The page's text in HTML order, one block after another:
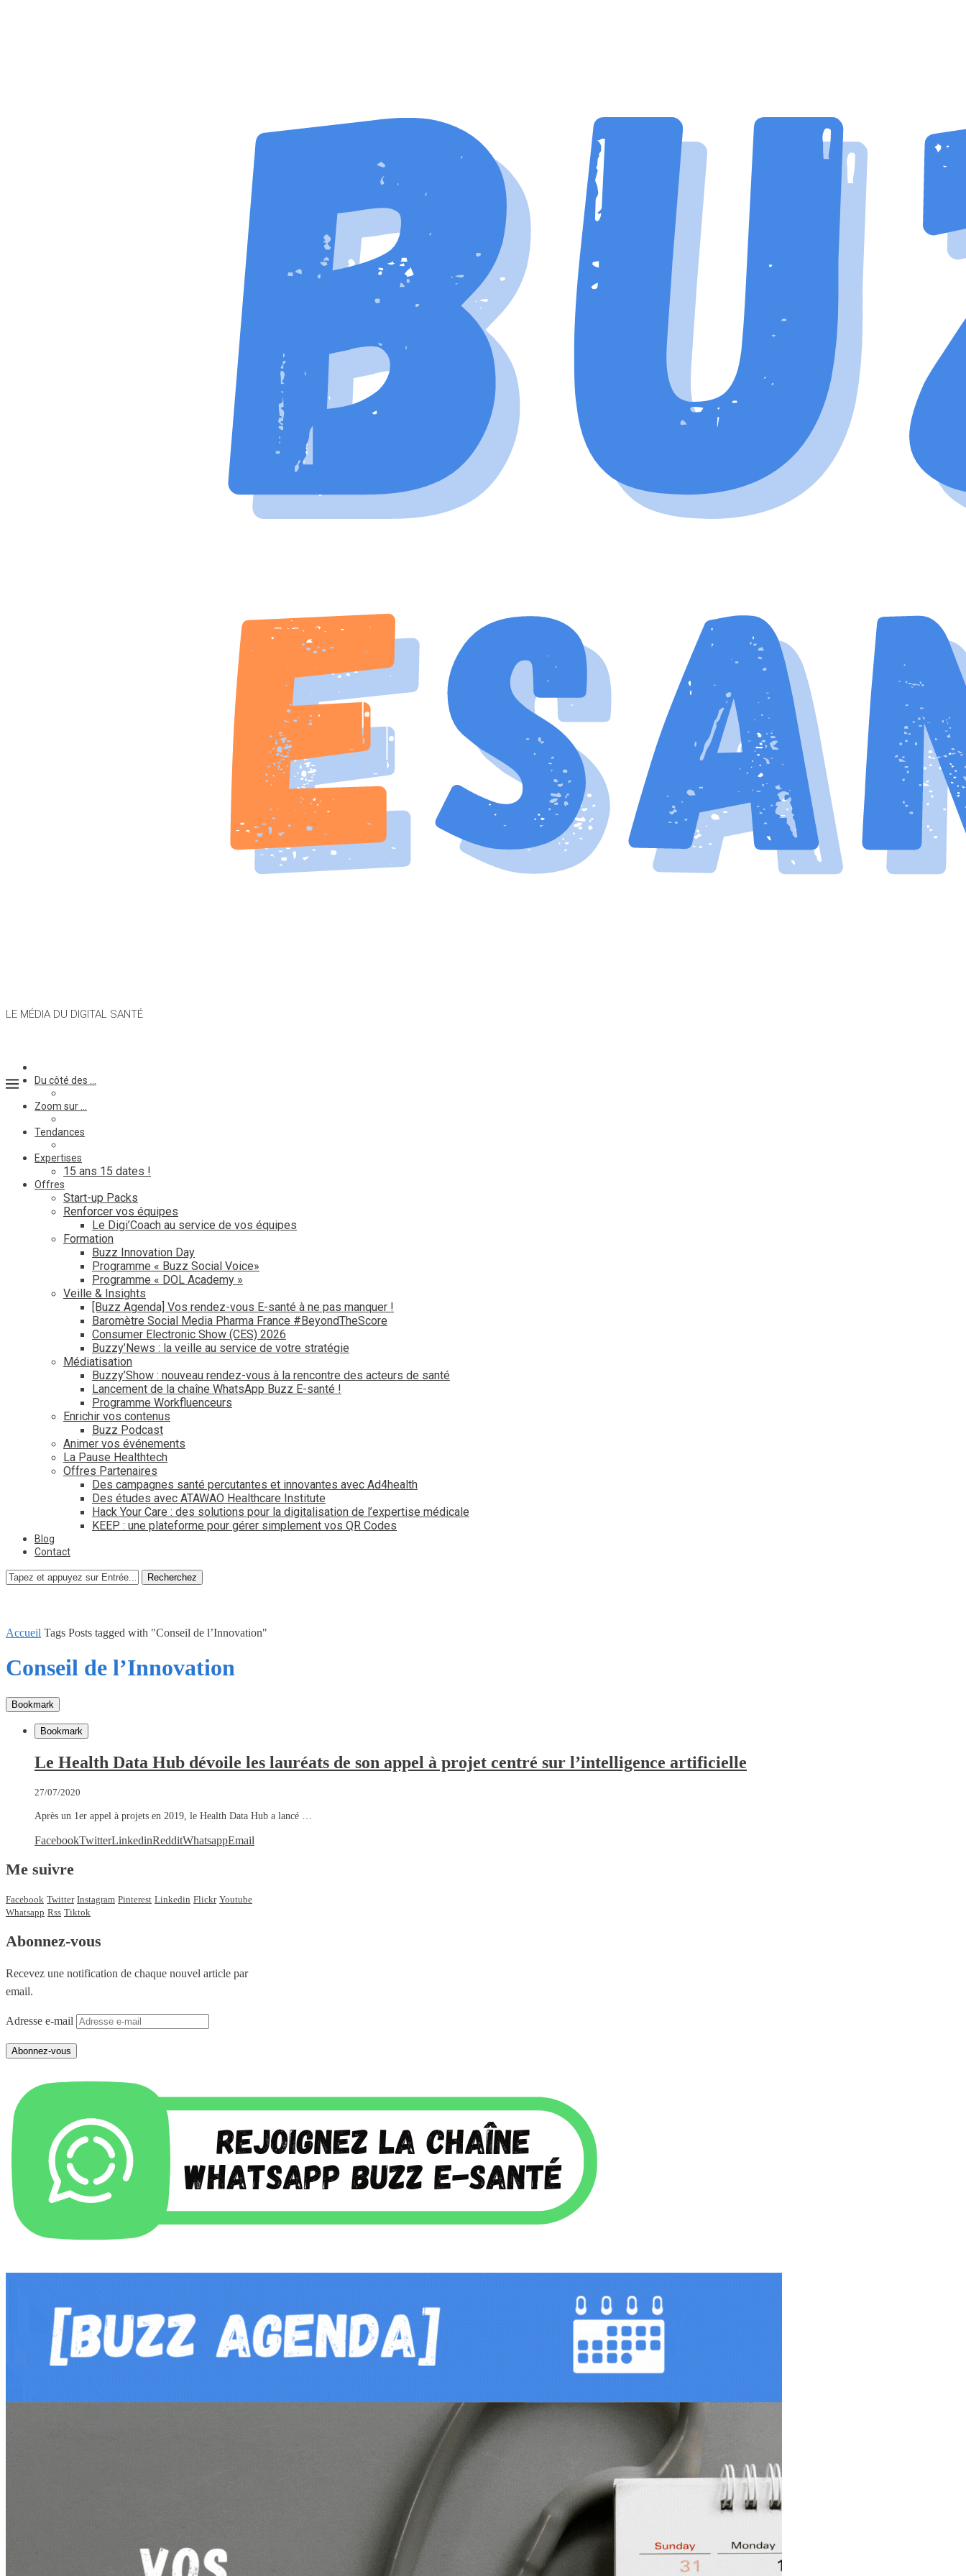
LE MÉDIA DU DIGITAL SANTÉ
Du côté des …
Zoom sur …
Tendances
Expertises
15 ans 15 dates !
Offres
Start-up Packs
Renforcer vos équipes
Le Digi’Coach au service de vos équipes
Formation
Buzz Innovation Day
Programme « Buzz Social Voice»
Programme « DOL Academy »
Veille & Insights
[Buzz Agenda] Vos rendez-vous E-santé à ne pas manquer !
Baromètre Social Media Pharma France #BeyondTheScore
Consumer Electronic Show (CES) 2026
Buzzy’News : la veille au service de votre stratégie
Médiatisation
Buzzy’Show : nouveau rendez-vous à la rencontre des acteurs de santé
Lancement de la chaîne WhatsApp Buzz E-santé !
Programme Workfluenceurs
Enrichir vos contenus
Buzz Podcast
Animer vos événements
La Pause Healthtech
Offres Partenaires
Des campagnes santé percutantes et innovantes avec Ad4health
Des études avec ATAWAO Healthcare Institute
Hack Your Care : des solutions pour la digitalisation de l’expertise médicale
KEEP : une plateforme pour gérer simplement vos QR Codes
Blog
Contact
Recherchez
Accueil Tags Posts tagged with "Conseil de l’Innovation"
Conseil de l’Innovation
Bookmark
Bookmark
Le Health Data Hub dévoile les lauréats de son appel à projet centré sur l’intelligence artificielle
27/07/2020
Après un 1er appel à projets en 2019, le Health Data Hub a lancé …
FacebookTwitterLinkedinRedditWhatsappEmail
Me suivre
Facebook Twitter Instagram Pinterest Linkedin Flickr Youtube
Whatsapp Rss Tiktok
Abonnez-vous
Recevez une notification de chaque nouvel article par
email.
Adresse e-mail
Abonnez-vous